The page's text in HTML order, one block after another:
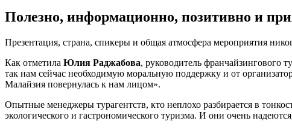
Полезно, информационно, позитивно и
Презентация, страна, спикеры и общая атмосфера мероприятия
Как отметила Юлия Раджабова, руководитель
так нам сейчас необходимую моральную поддержку и от
Малайзия повернулась к нам лицом».
Опытные менеджеры турагентств, кто неплохо разбирается в
экологического и гастрономического туризма. И они очень